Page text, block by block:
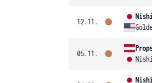
12.11.
05.11.